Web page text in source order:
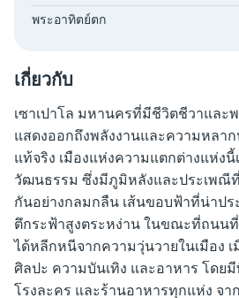
พระอาทิตย์ตก
เกี่ยวกับ
เซาเปาโล มหานครที่มีชีวิตชีวาและ
แสดงออกถึงพลังงานและความหลา
แท้จริง เมืองแห่งความแตกต่างแห่ง
วัฒนธรรม ซึ่งมีภูมิหลังและประเพณี
กันอย่างกลมกลืน เส้นขอบฟ้าที่น่าปร
ตึกระฟ้าสูงตระหง่าน ในขณะที่ถนนที่
ได้หลีกหนีจากความวุ่นวายในเมือง
ศิลปะ ความบันเทิง และอาหาร โด
โรงละคร และร้านอาหารทุกแห่ง จ